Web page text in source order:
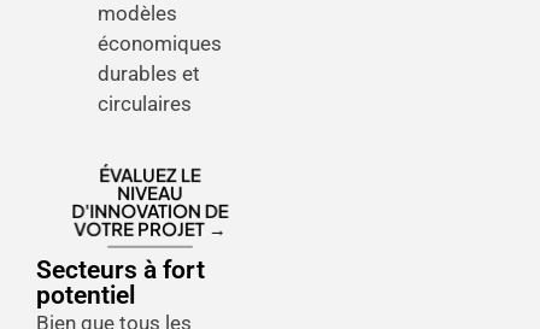
modèles
économiques
durables et
circulaires
ÉVALUEZ LE
NIVEAU
D'INNOVATION DE
VOTRE PROJET →
Secteurs à fort
potentiel
Bien que tous les